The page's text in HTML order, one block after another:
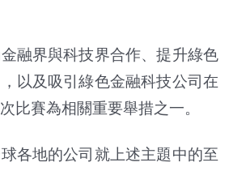
融界與科技界合作、提升綠色
以及吸引綠色金融科技公司在
比賽為相關重要舉措之一。
各地的公司就上述主題中的至